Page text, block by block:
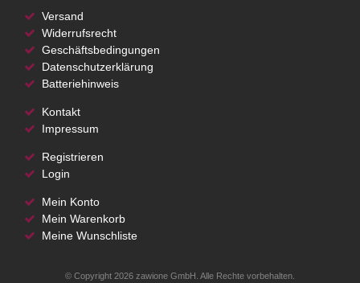
Versand
Widerrufsrecht
Geschäftsbedingungen
Datenschutzerklärung
Batteriehinweis
Kontakt
Impressum
Registrieren
Login
Mein Konto
Mein Warenkorb
Meine Wunschliste
© Copyright 2026 zawione GmbH. Alle Rechte vorbehalten.